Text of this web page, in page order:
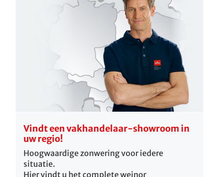
Vindt een vakhandelaar-showroom in
uw regio!
Hoogwaardige zonwering voor iedere
situatie.
Hier vindt u het complete weinor